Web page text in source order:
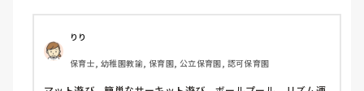
りり
保育士, 幼稚園教諭, 保育園, 公立保育園, 認可保育園